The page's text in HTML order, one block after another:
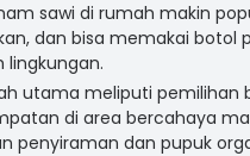
sawi di rumah makin
dan bisa memakai botol
lingkungan.
utama meliputi pemilihan
di area bercahaya
penyiraman dan pupuk